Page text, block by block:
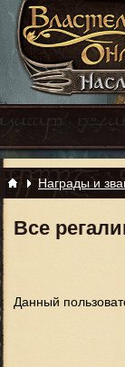
Награды и
Все
Данный